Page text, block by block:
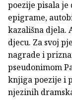
poezije pisala je
epigrame,
kazališna djela.
djecu. Za svoj
nagrade i
pseudonimom
knjiga poezije i
njezinih